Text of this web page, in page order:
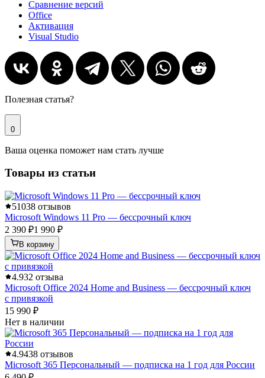
Сравнение версий
Office
Активация
Visual Studio
Полезная статья?
0
Ваша оценка поможет нам стать лучше
Товары из статьи
51038 отзывов
Microsoft Windows 11 Pro — бессрочный ключ
2 390 ₽1 990 ₽
В корзину
4.932 отзыва
Microsoft Office 2024 Home and Business — бессрочный ключ
с привязкой
15 990 ₽
Нет в наличии
4.9438 отзывов
Microsoft 365 Персональный — подписка на 1 год для России